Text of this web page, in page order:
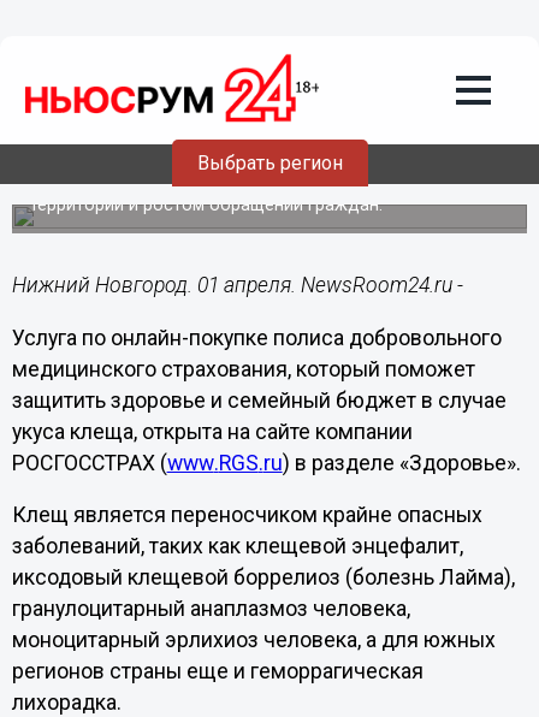
Выбрать регион
РОСГОССТРАХ начал продажу полисов
«РГС защита от клеща» через
Интернет
Это связано с быстрым расширением эндемичной
территории и ростом обращений граждан.
Нижний Новгород. 01 апреля. NewsRoom24.ru -
Услуга по онлайн-покупке полиса добровольного
медицинского страхования, который поможет
защитить здоровье и семейный бюджет в случае
укуса клеща, открыта на сайте компании
РОСГОССТРАХ (www.RGS.ru) в разделе «Здоровье».
Клещ является переносчиком крайне опасных
заболеваний, таких как клещевой энцефалит,
иксодовый клещевой боррелиоз (болезнь Лайма),
гранулоцитарный анаплазмоз человека,
моноцитарный эрлихиоз человека, а для южных
регионов страны еще и геморрагическая
лихорадка.